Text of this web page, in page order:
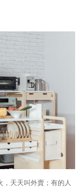
，天天叫外賣；有的人